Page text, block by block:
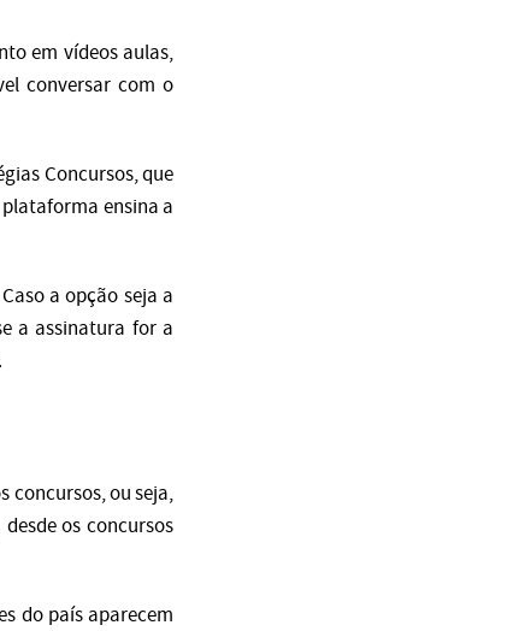
em vídeos aulas,
conversar com o
Concursos, que
ensina a
a opção seja a
a assinatura for a
concursos, ou seja,
os concursos
do país aparecem